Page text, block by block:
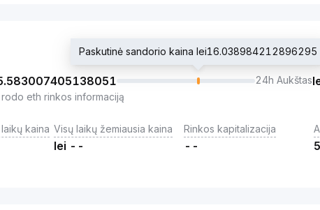
Paskutinė sandorio kaina lei16.038984212896295
24h Aukštas
eth rinkos informaciją
kaina Visų laikų žemiausia kaina
lei --
Rinkos kapitalizacija
--